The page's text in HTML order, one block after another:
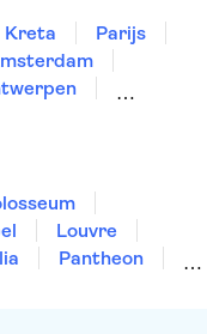
Kreta
Parijs
Louvre
Pantheon